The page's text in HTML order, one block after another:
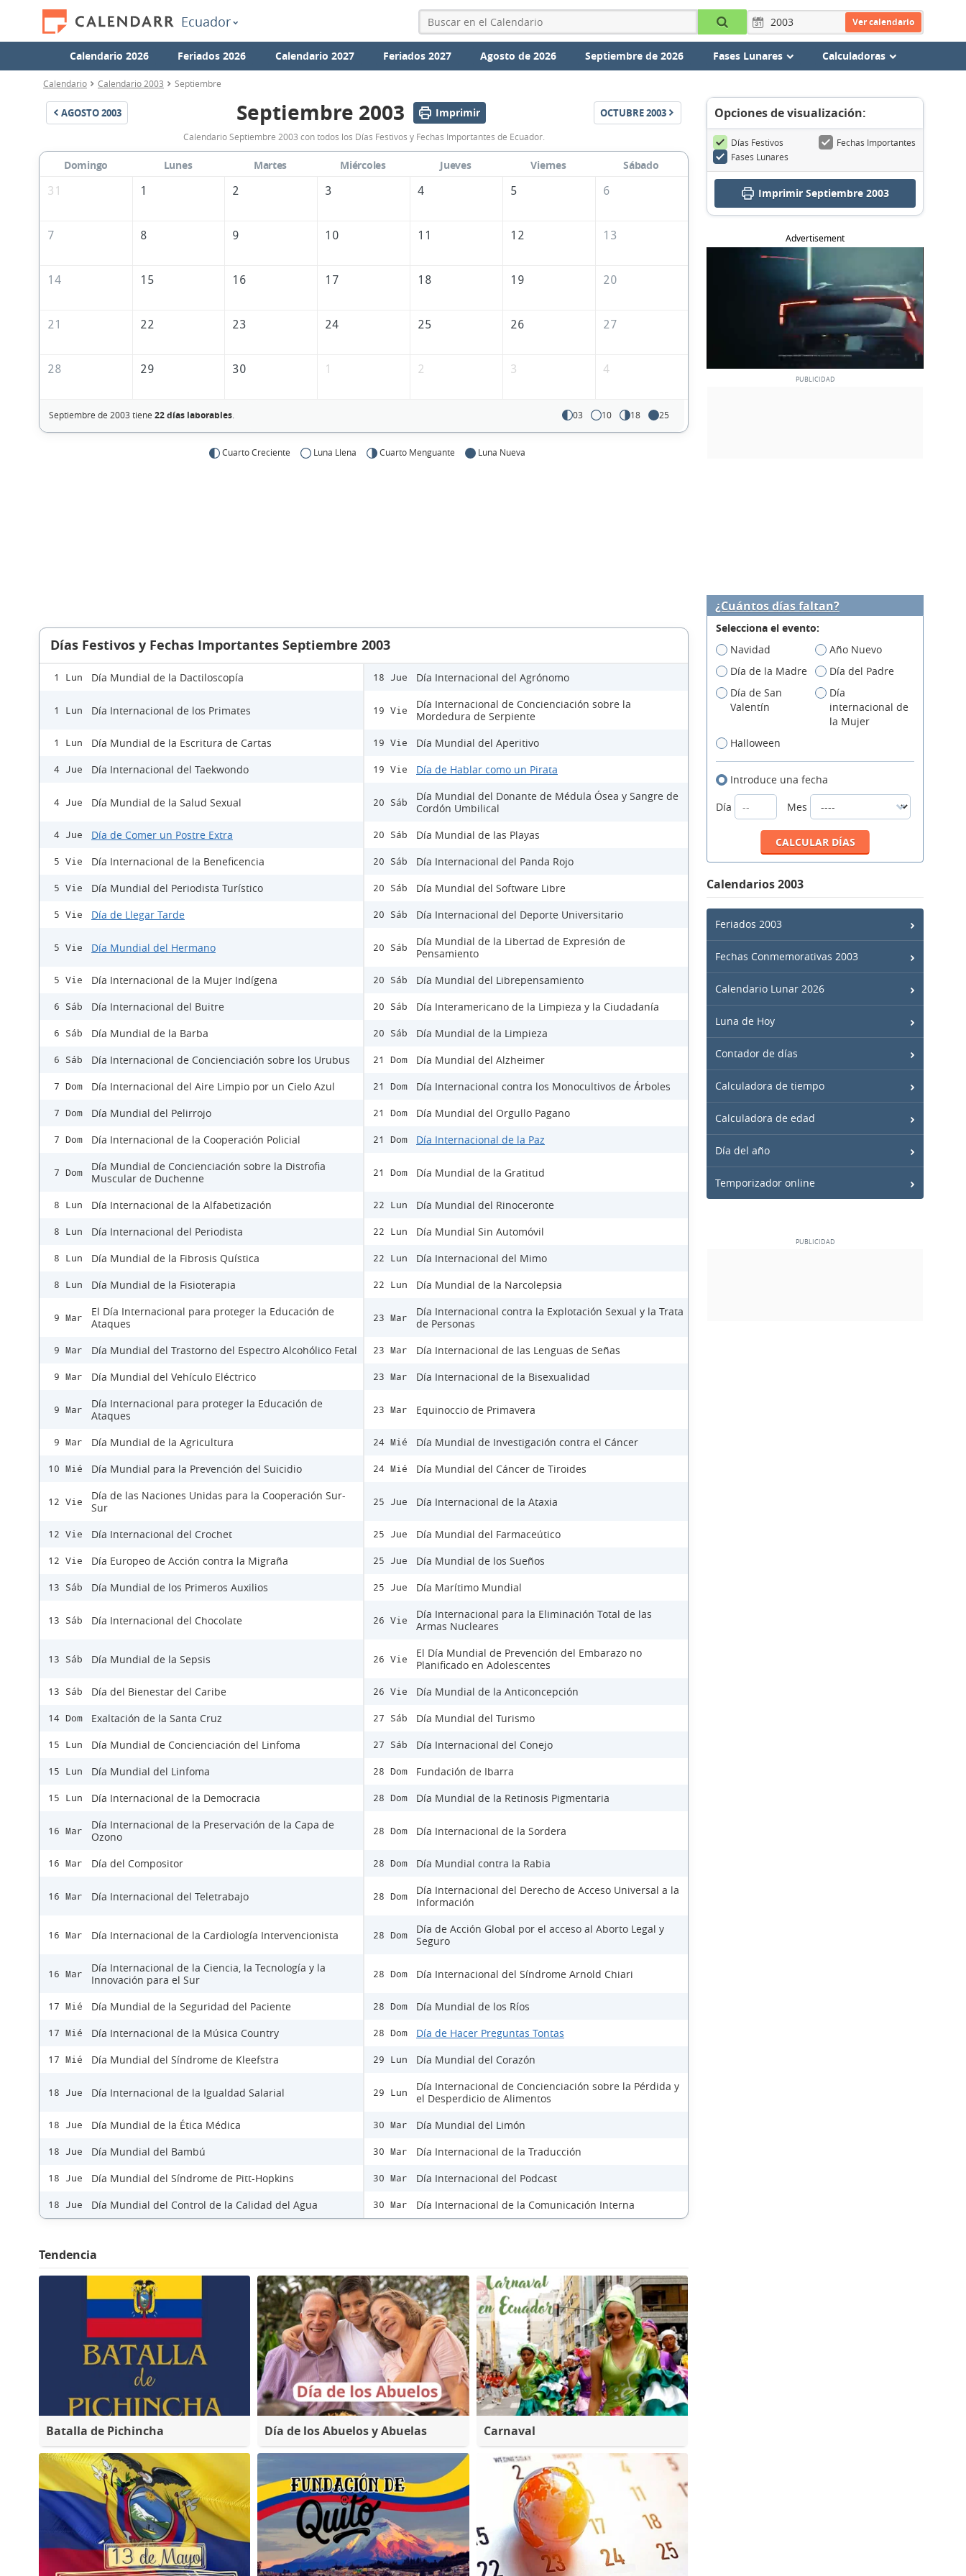
Ecuador Ver calendario
Calendario 2026 Feriados 2026 Calendario 2027 Feriados 2027 Agosto de 2026 Septiembre de 2026 Fases Lunares Calculadoras
Calendario Calendario 2003 Septiembre
AGOSTO2003
Calendario
Septiembre
2003
Ecuador
Septiembre 2003 Imprimir OCTUBRE2003
Calendario Septiembre 2003 con todos los Días Festivos y Fechas Importantes de Ecuador.
Domingo Lunes Martes Miércoles Jueves Viernes
Sábado
31
1 2 3 4 5 6
7 8 9 10 11 12 13
14 15 16 17 18 19 20
21 22 23 24 25 26 27
28 29 30 1 2 3 4
Septiembre de 2003 tiene 22 días laborables. 03 10 18 25
Cuarto Creciente Luna Llena Cuarto Menguante Luna Nueva
Opciones de visualización:
Días Festivos
Fechas Importantes
Fases Lunares
Imprimir Septiembre 2003
Advertisement
Días Festivos y Fechas Importantes Septiembre 2003
1 Lun Día Mundial de la Dactiloscopía
1 Lun Día Internacional de los Primates
1 Lun Día Mundial de la Escritura de Cartas
4 Jue Día Internacional del Taekwondo
4 Jue Día Mundial de la Salud Sexual
4 Jue Día de Comer un Postre Extra
5 Vie Día Internacional de la Beneficencia
5 Vie Día Mundial del Periodista Turístico
5 Vie Día de Llegar Tarde
5 Vie Día Mundial del Hermano
5 Vie Día Internacional de la Mujer Indígena
6 Sáb Día Internacional del Buitre
6 Sáb Día Mundial de la Barba
6 Sáb Día Internacional de Concienciación sobre los Urubus
7 Dom Día Internacional del Aire Limpio por un Cielo Azul
7 Dom Día Mundial del Pelirrojo
7 Dom Día Internacional de la Cooperación Policial
7 Dom
Día Mundial de Concienciación sobre la Distrofia
Muscular de Duchenne
8 Lun Día Internacional de la Alfabetización
8 Lun Día Internacional del Periodista
8 Lun Día Mundial de la Fibrosis Quística
8 Lun Día Mundial de la Fisioterapia
9 Mar
El Día Internacional para proteger la Educación de
Ataques
9 Mar Día Mundial del Trastorno del Espectro Alcohólico Fetal
9 Mar Día Mundial del Vehículo Eléctrico
9 Mar
Día Internacional para proteger la Educación de
Ataques
9 Mar Día Mundial de la Agricultura
10 Mié Día Mundial para la Prevención del Suicidio
12 Vie
Día de las Naciones Unidas para la Cooperación Sur-
Sur
12 Vie Día Internacional del Crochet
12 Vie Día Europeo de Acción contra la Migraña
13 Sáb Día Mundial de los Primeros Auxilios
13 Sáb Día Internacional del Chocolate
13 Sáb Día Mundial de la Sepsis
13 Sáb Día del Bienestar del Caribe
14 Dom Exaltación de la Santa Cruz
15 Lun Día Mundial de Concienciación del Linfoma
15 Lun Día Mundial del Linfoma
15 Lun Día Internacional de la Democracia
16 Mar
Día Internacional de la Preservación de la Capa de
Ozono
16 Mar Día del Compositor
16 Mar Día Internacional del Teletrabajo
16 Mar Día Internacional de la Cardiología Intervencionista
16 Mar
Día Internacional de la Ciencia, la Tecnología y la
Innovación para el Sur
17 Mié Día Mundial de la Seguridad del Paciente
17 Mié Día Internacional de la Música Country
17 Mié Día Mundial del Síndrome de Kleefstra
18 Jue Día Internacional de la Igualdad Salarial
18 Jue Día Mundial de la Ética Médica
18 Jue Día Mundial del Bambú
18 Jue Día Mundial del Síndrome de Pitt-Hopkins
18 Jue Día Mundial del Control de la Calidad del Agua
18 Jue Día Internacional del Agrónomo
19 Vie
Día Internacional de Concienciación sobre la
Mordedura de Serpiente
19 Vie Día Mundial del Aperitivo
19 Vie Día de Hablar como un Pirata
20 Sáb
Día Mundial del Donante de Médula Ósea y Sangre de
Cordón Umbilical
20 Sáb Día Mundial de las Playas
20 Sáb Día Internacional del Panda Rojo
20 Sáb Día Mundial del Software Libre
20 Sáb Día Internacional del Deporte Universitario
20 Sáb
Día Mundial de la Libertad de Expresión de
Pensamiento
20 Sáb Día Mundial del Librepensamiento
20 Sáb Día Interamericano de la Limpieza y la Ciudadanía
20 Sáb Día Mundial de la Limpieza
21 Dom Día Mundial del Alzheimer
21 Dom Día Internacional contra los Monocultivos de Árboles
21 Dom Día Mundial del Orgullo Pagano
21 Dom Día Internacional de la Paz
21 Dom Día Mundial de la Gratitud
22 Lun Día Mundial del Rinoceronte
22 Lun Día Mundial Sin Automóvil
22 Lun Día Internacional del Mimo
22 Lun Día Mundial de la Narcolepsia
23 Mar
Día Internacional contra la Explotación Sexual y la Trata
de Personas
23 Mar Día Internacional de las Lenguas de Señas
23 Mar Día Internacional de la Bisexualidad
23 Mar Equinoccio de Primavera
24 Mié Día Mundial de Investigación contra el Cáncer
24 Mié Día Mundial del Cáncer de Tiroides
25 Jue Día Internacional de la Ataxia
25 Jue Día Mundial del Farmaceútico
25 Jue Día Mundial de los Sueños
25 Jue Día Marítimo Mundial
26 Vie
Día Internacional para la Eliminación Total de las
Armas Nucleares
26 Vie
El Día Mundial de Prevención del Embarazo no
Planificado en Adolescentes
26 Vie Día Mundial de la Anticoncepción
27 Sáb Día Mundial del Turismo
27 Sáb Día Internacional del Conejo
28 Dom Fundación de Ibarra
28 Dom Día Mundial de la Retinosis Pigmentaria
28 Dom Día Internacional de la Sordera
28 Dom Día Mundial contra la Rabia
28 Dom
Día Internacional del Derecho de Acceso Universal a la
Información
28 Dom
Día de Acción Global por el acceso al Aborto Legal y
Seguro
28 Dom Día Internacional del Síndrome Arnold Chiari
28 Dom Día Mundial de los Ríos
28 Dom Día de Hacer Preguntas Tontas
29 Lun Día Mundial del Corazón
29 Lun
Día Internacional de Concienciación sobre la Pérdida y
el Desperdicio de Alimentos
30 Mar Día Mundial del Limón
30 Mar Día Internacional de la Traducción
30 Mar Día Internacional del Podcast
30 Mar Día Internacional de la Comunicación Interna
Tendencia
Batalla de Pichincha Día de los Abuelos y Abuelas Carnaval
¿Cuántos días faltan?
Selecciona el evento:
Navidad
Año Nuevo
Día de la Madre
Día del Padre
Día de San
Valentín
Día
internacional de
la Mujer
Halloween
Introduce una fecha
Día
Mes
Calendarios 2003
Feriados 2003
Fechas Conmemorativas 2003
Calendario Lunar 2026
Luna de Hoy
Contador de días
Calculadora de tiempo
Calculadora de edad
Día del año
Temporizador online